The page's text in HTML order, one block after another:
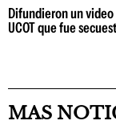
Difundieron un
UCOT que fue
MAS